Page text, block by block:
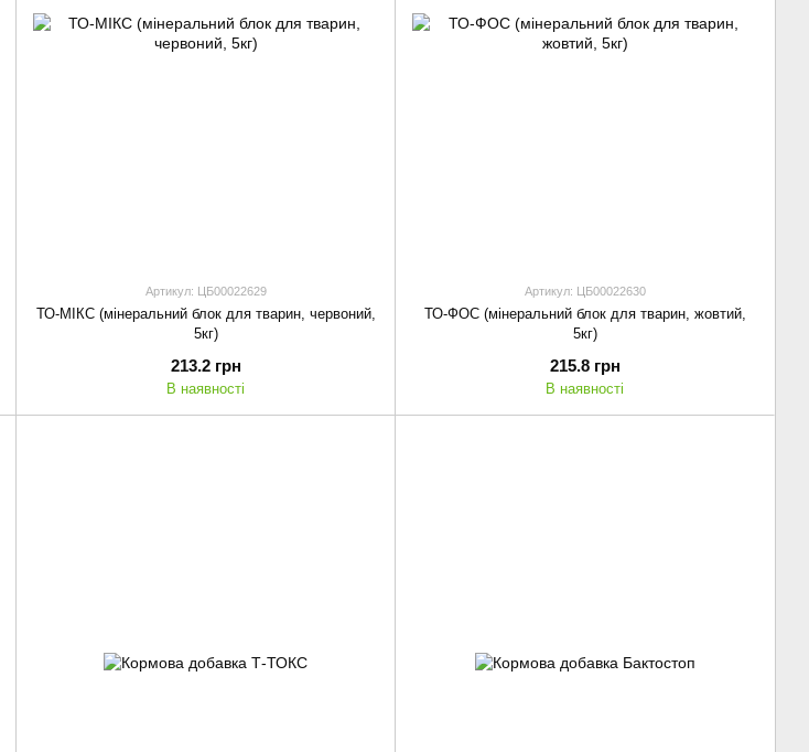
Артикул: ЦБ00022629
ТО-МІКС (мінеральний блок для тварин, червоний,
5кг)
213.2 грн
В наявності
Артикул: ЦБ00022630
ТО-ФОС (мінеральний блок для тварин, жовтий,
5кг)
215.8 грн
В наявності